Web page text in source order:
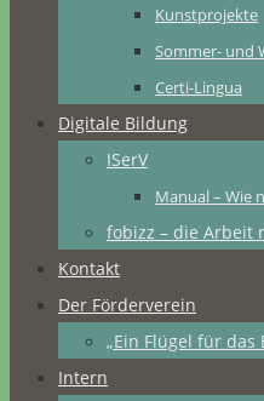
Kunstprojekte
Sommer- und
Certi-Lingua
Digitale Bildung
ISerV
Manual – Wie
fobizz – die Arbeit
Kontakt
Der Förderverein
„Ein Flügel für das
Intern